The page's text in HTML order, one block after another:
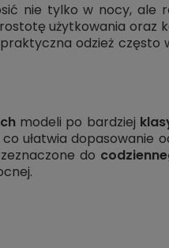
nie tylko w nocy, ale
użytkowania oraz
odzież często
modeli po bardziej
ułatwia dopasowanie
do